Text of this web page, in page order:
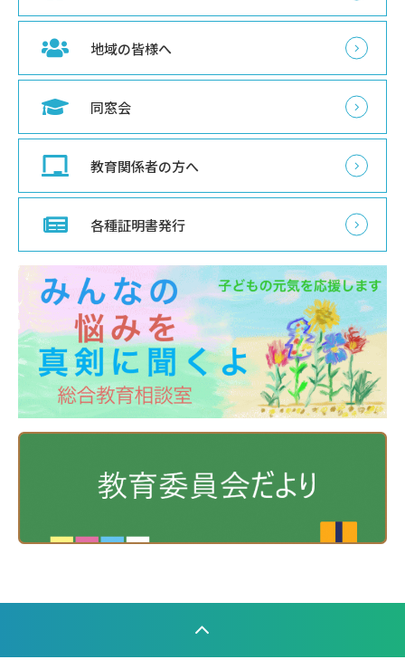
地域の皆様へ
同窓会
教育関係者の方へ
各種証明書発行